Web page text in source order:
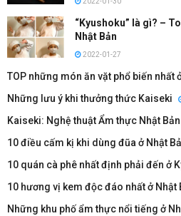
“Kyushoku” là gì? –
Nhật Bản
2022-01-27
TOP những món ăn vặt phổ biến nhất
Những lưu ý khi thưởng thức Kaiseki
Kaiseki: Nghệ thuật Ẩm thực Nhật Bản
10 điều cấm kị khi dùng đũa ở Nhật
10 quán cà phê nhất định phải đến ở
10 hương vị kem độc đáo nhất ở Nhật
Những khu phố ẩm thực nổi tiếng ở